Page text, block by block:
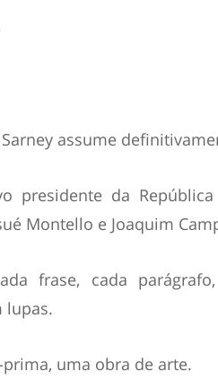
assume
presidente da
Montello e Joaquim
frase, cada
lupas.
uma obra de arte.